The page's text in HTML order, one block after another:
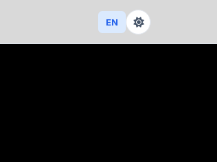
EN